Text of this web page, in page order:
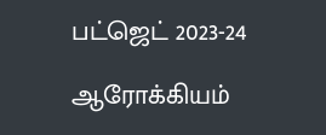
பட்ஜெட் 2023-24
ஆரோக்கியம்